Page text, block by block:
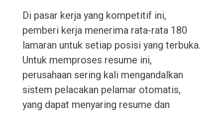
Di pasar kerja yang kompetitif ini,
pemberi kerja menerima rata-rata 180
lamaran untuk setiap posisi yang terbuka.
Untuk memproses resume ini,
perusahaan sering kali mengandalkan
sistem pelacakan pelamar otomatis,
yang dapat menyaring resume dan